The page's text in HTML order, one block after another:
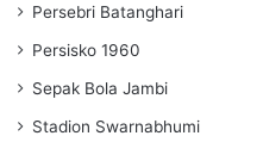
Persebri Batanghari
Persisko 1960
Sepak Bola Jambi
Stadion Swarnabhumi